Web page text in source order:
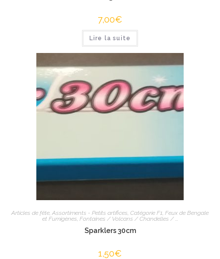
7,00€
Lire la suite
Articles de fête Assortiments - Petits artifices Catégorie F1 Feux de Bengale
et Fumigènes Fontaines / Volcans / Chandelles / ...
Sparklers 30cm
1,50€